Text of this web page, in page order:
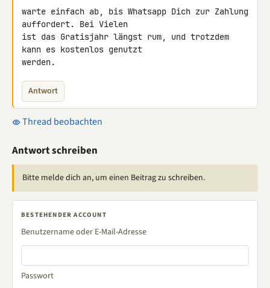
warte einfach ab, bis Whatsapp Dich zur Zahlung
auffordert. Bei Vielen
ist das Gratisjahr längst rum, und trotzdem
kann es kostenlos genutzt
werden.
Antwort
Thread beobachten
Antwort schreiben
Bitte melde dich an, um einen Beitrag zu schreiben.
BESTEHENDER ACCOUNT
Benutzername oder E-Mail-Adresse
Passwort